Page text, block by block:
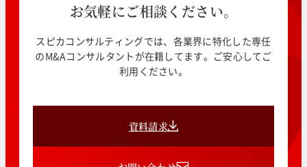
お気軽にご相談ください。
スピカコンサルティングでは、各業界に特化した専任
のM&Aコンサルタントが在籍してます。ご安心してご
利用ください。
資料請求